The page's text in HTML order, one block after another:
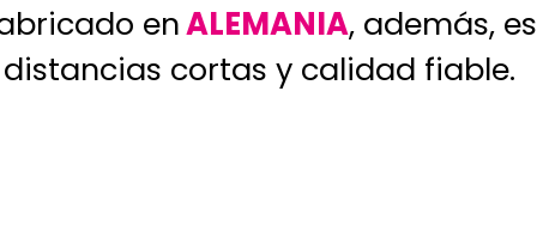
enALEMANIA, además, es
cortas y calidad fiable.